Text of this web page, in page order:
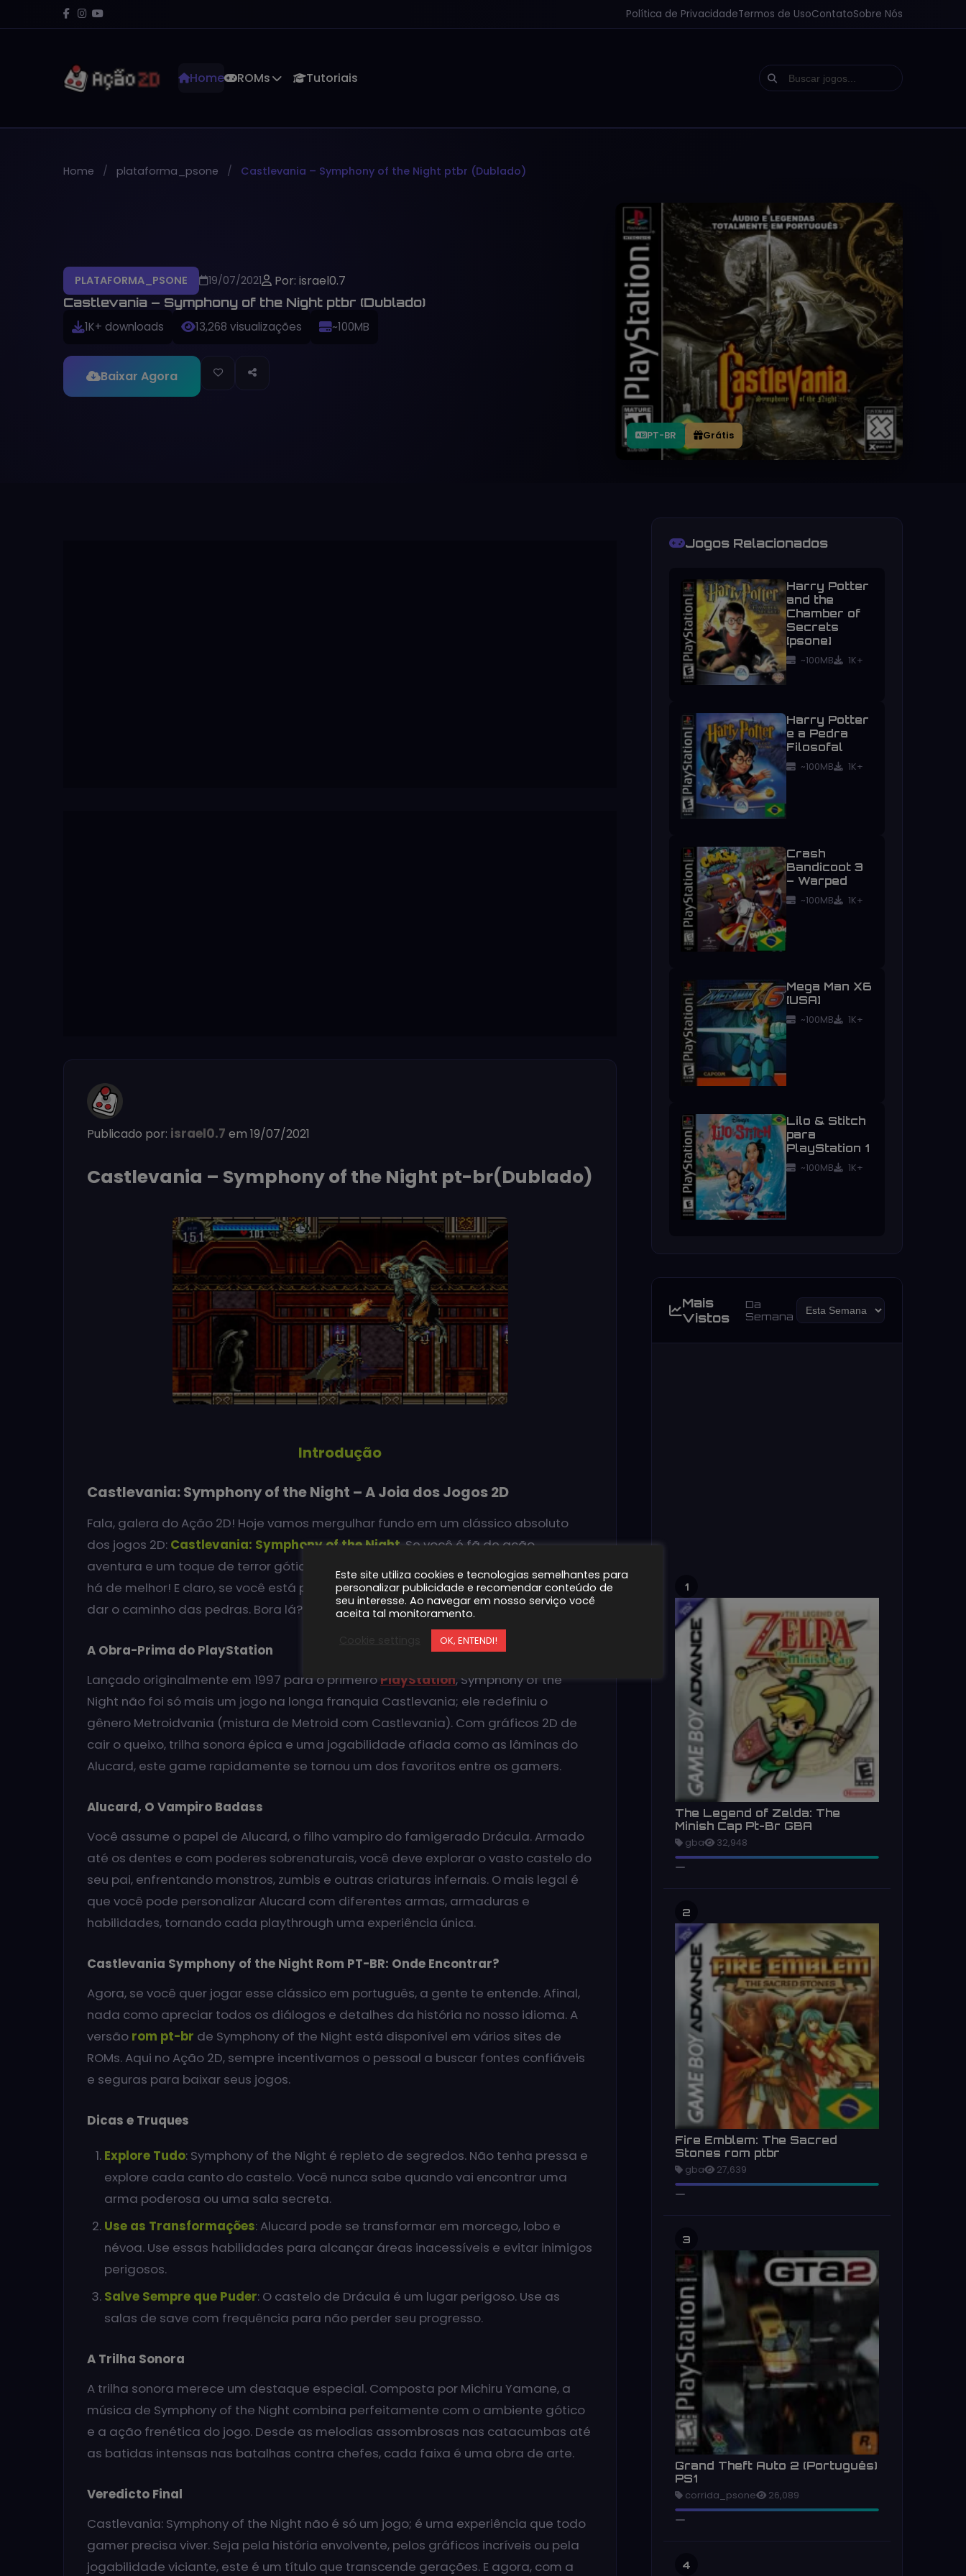
Política de PrivacidadeTermos de UsoContatoSobre Nós
Home ROMs Tutoriais
Home plataforma_psone Castlevania – Symphony of the Night ptbr (Dublado)
PLATAFORMA_PSONE 19/07/2021 Por: israel0.7
Castlevania – Symphony of the Night ptbr (Dublado)
1K+ downloads 13,268 visualizações ~100MB
Baixar Agora
PT-BR Grátis
Publicado por: israel0.7 em 19/07/2021
Castlevania – Symphony of the Night pt-br(Dublado)
Introdução
Castlevania: Symphony of the Night – A Joia dos Jogos 2D
Fala, galera do Ação 2D! Hoje vamos mergulhar fundo em um clássico absoluto
dos jogos 2D: Castlevania: Symphony of the Night. Se você é fã de ação,
aventura e um toque de terror gótico, então se prepare, porque este jogo é o que
há de melhor! E claro, se você está procurando a versãorom pt-br, a gente vai te
dar o caminho das pedras. Bora lá?
A Obra-Prima do PlayStation
Lançado originalmente em 1997 para o primeiro PlayStation, Symphony of the
Night não foi só mais um jogo na longa franquia Castlevania; ele redefiniu o
gênero Metroidvania (mistura de Metroid com Castlevania). Com gráficos 2D de
cair o queixo, trilha sonora épica e uma jogabilidade afiada como as lâminas do
Alucard, este game rapidamente se tornou um dos favoritos entre os gamers.
Alucard, O Vampiro Badass
Você assume o papel de Alucard, o filho vampiro do famigerado Drácula. Armado
até os dentes e com poderes sobrenaturais, você deve explorar o vasto castelo do
seu pai, enfrentando monstros, zumbis e outras criaturas infernais. O mais legal é
que você pode personalizar Alucard com diferentes armas, armaduras e
habilidades, tornando cada playthrough uma experiência única.
Castlevania Symphony of the Night Rom PT-BR: Onde Encontrar?
Agora, se você quer jogar esse clássico em português, a gente te entende. Afinal,
nada como apreciar todos os diálogos e detalhes da história no nosso idioma. A
versão rom pt-br de Symphony of the Night está disponível em vários sites de
ROMs. Aqui no Ação 2D, sempre incentivamos o pessoal a buscar fontes confiáveis
e seguras para baixar seus jogos.
Dicas e Truques
Explore Tudo: Symphony of the Night é repleto de segredos. Não tenha pressa e
explore cada canto do castelo. Você nunca sabe quando vai encontrar uma
arma poderosa ou uma sala secreta.
Use as Transformações: Alucard pode se transformar em morcego, lobo e
névoa. Use essas habilidades para alcançar áreas inacessíveis e evitar inimigos
perigosos.
Salve Sempre que Puder: O castelo de Drácula é um lugar perigoso. Use as
salas de save com frequência para não perder seu progresso.
A Trilha Sonora
A trilha sonora merece um destaque especial. Composta por Michiru Yamane, a
música de Symphony of the Night combina perfeitamente com o ambiente gótico
e a ação frenética do jogo. Desde as melodias assombrosas nas catacumbas até
as batidas intensas nas batalhas contra chefes, cada faixa é uma obra de arte.
Veredicto Final
Castlevania: Symphony of the Night não é só um jogo; é uma experiência que todo
gamer precisa viver. Seja pela história envolvente, pelos gráficos incríveis ou pela
jogabilidade viciante, este é um título que transcende gerações. E agora, com a
Jogos Relacionados
Harry Potter
and the
Chamber of
Secrets
[psone]
~100MB 1K+
Harry Potter
e a Pedra
Filosofal
~100MB 1K+
Crash
Bandicoot 3
– Warped
~100MB 1K+
Mega Man X6
[USA]
~100MB 1K+
Lilo & Stitch
para
PlayStation 1
~100MB 1K+
Mais
Vistos
Da
Semana
1
The Legend of Zelda: The
Minish Cap Pt-Br GBA
gba 32,948
2
Fire Emblem: The Sacred
Stones rom ptbr
gba 27,639
3
Grand Theft Auto 2 (Português)
PS1
corrida_psone 26,089
4
Este site utiliza cookies e tecnologias semelhantes para
personalizar publicidade e recomendar conteúdo de
seu interesse. Ao navegar em nosso serviço você
aceita tal monitoramento.
OK, ENTENDI!